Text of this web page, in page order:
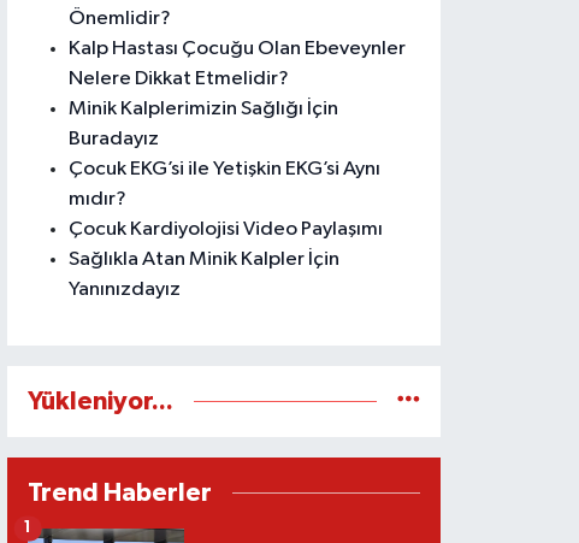
Önemlidir?
Kalp Hastası Çocuğu Olan Ebeveynler
Nelere Dikkat Etmelidir?
Minik Kalplerimizin Sağlığı İçin
Buradayız
Çocuk EKG’si ile Yetişkin EKG’si Aynı
mıdır?
Çocuk Kardiyolojisi Video Paylaşımı
Sağlıkla Atan Minik Kalpler İçin
Yanınızdayız
Yükleniyor...
Trend Haberler
1